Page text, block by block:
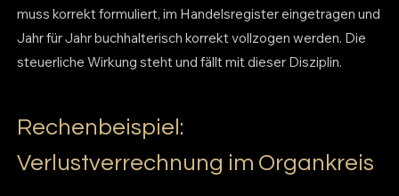
muss korrekt formuliert, im Handelsregister eingetragen und
Jahr für Jahr buchhalterisch korrekt vollzogen werden. Die
steuerliche Wirkung steht und fällt mit dieser Disziplin.
Rechenbeispiel:
Verlustverrechnung im Organkreis